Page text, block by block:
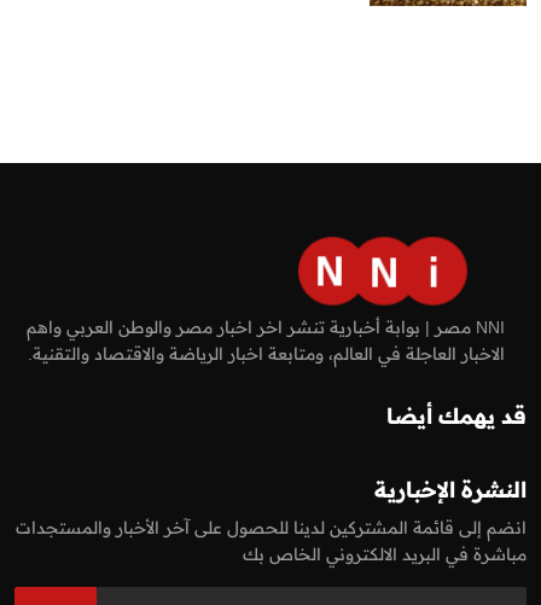
NNI مصر | بوابة أخبارية تنشر اخر اخبار مصر والوطن العربي واهم
الاخبار العاجلة في العالم، ومتابعة اخبار الرياضة والاقتصاد والتقنية.
قد يهمك أيضا
النشرة الإخبارية
انضم إلى قائمة المشتركين لدينا للحصول على آخر الأخبار والمستجدات
مباشرة في البريد الالكتروني الخاص بك